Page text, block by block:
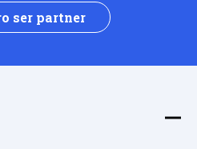
ser partner